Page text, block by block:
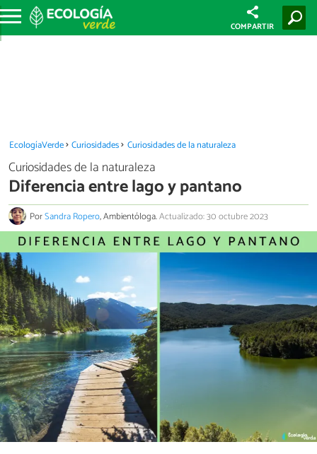
COMPARTIR
EcologíaVerde Curiosidades Curiosidades de la naturaleza
Curiosidades de la naturaleza
Diferencia entre lago y pantano
PorSandra Ropero, Ambientóloga.Actualizado: 30 octubre 2023